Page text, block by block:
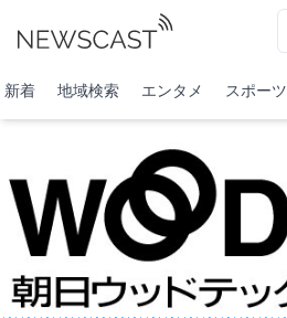
新着 地域検索 エンタメ スポーツ